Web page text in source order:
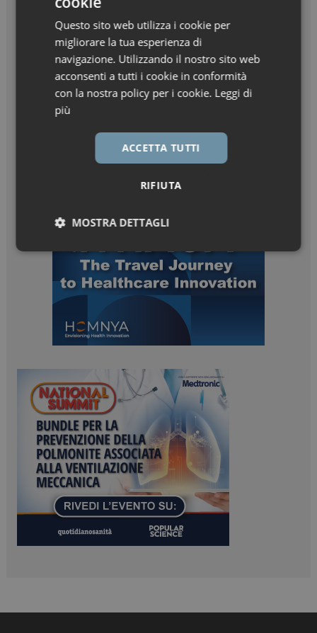
Questo sito web utilizza i cookie per
migliorare la tua esperienza di
navigazione. Utilizzando il nostro sito web
acconsenti a tutti i cookie in conformità
con la nostra policy per i cookie. Leggi di
più
ACCETTA TUTTI
RIFIUTA
MOSTRA DETTAGLI
Necessari Marketing
I cookie necessari contribuiscono a rendere fruibile il
sito web abilitandone funzionalità di base quali la
navigazione sulle pagine e l'accesso alle aree
protette del sito. Il sito web non è in grado di
funzionare correttamente senza questi cookie.
NOME
FORNITORE / DOMINIO
_ga
Google LLC
.dailyhealthindustry.it